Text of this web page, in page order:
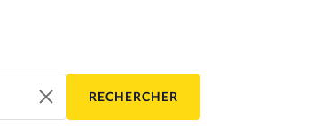
RECHERCHER